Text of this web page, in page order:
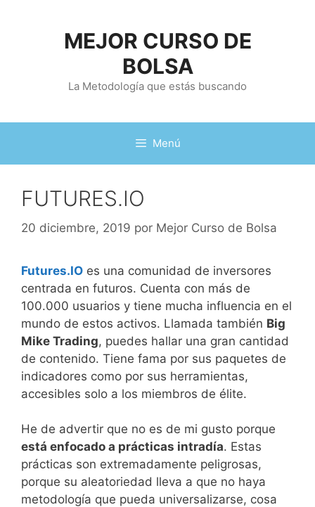
MEJOR CURSO DE
BOLSA
La Metodología que estás buscando
Menú
FUTURES.IO
20 diciembre, 2019 por Mejor Curso de Bolsa
Futures.IO es una comunidad de inversores
centrada en futuros. Cuenta con más de
100.000 usuarios y tiene mucha influencia en el
mundo de estos activos. Llamada también Big
Mike Trading, puedes hallar una gran cantidad
de contenido. Tiene fama por sus paquetes de
indicadores como por sus herramientas,
accesibles solo a los miembros de élite.
He de advertir que no es de mi gusto porque
está enfocado a prácticas intradía. Estas
prácticas son extremadamente peligrosas,
porque su aleatoriedad lleva a que no haya
metodología que pueda universalizarse, cosa